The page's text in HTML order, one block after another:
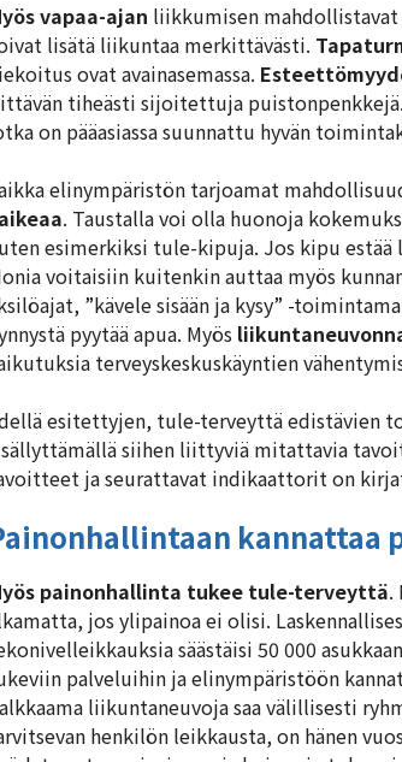
vapaa-ajan liikkumisen
lisätä liikuntaa merkittävästi.
ovat avainasemassa.
tiheästi sijoitettuja
on pääasiassa suunnattu hyvän
elinympäristön tarjoamat
. Taustalla voi olla huonoja
esimerkiksi tule-kipuja. Jos kipu estää
voitaisiin kuitenkin auttaa myös
”kävele sisään ja kysy” -
pyytää apua. Myös
terveyskeskuskäyntien
esitettyjen, tule-terveyttä edistävien
siihen liittyviä mitattavia
ja seurattavat indikaattorit on
kannattaa
painonhallinta tukee tule-terveyttä.
jos ylipainoa ei olisi.
säästäisi 50 000
palveluihin ja elinympäristöön
liikuntaneuvoja saa välillisesti
henkilön leikkausta, on hänen